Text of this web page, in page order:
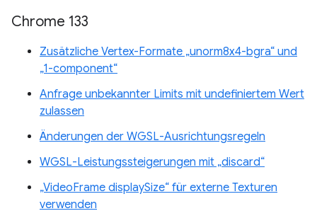
Chrome 133
Zusätzliche Vertex-Formate „unorm8x4-bgra“ und
„1-component“
Anfrage unbekannter Limits mit undefiniertem Wert
zulassen
Änderungen der WGSL-Ausrichtungsregeln
WGSL-Leistungssteigerungen mit „discard“
„VideoFrame displaySize“ für externe Texturen
verwenden